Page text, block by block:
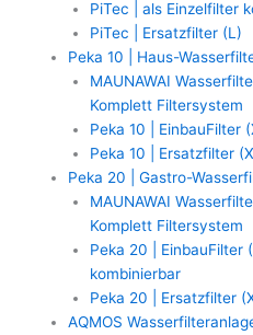
PiTec | als Einzelfilter
PiTec | Ersatzfilter (L)
Peka 10 | Haus-
MAUNAWAI
Komplett Filtersystem
Peka 10 | EinbauFilter
Peka 10 | Ersatzfilter
Peka 20 | Gastro-
MAUNAWAI
Komplett Filtersystem
Peka 20 | EinbauFilter
kombinierbar
Peka 20 | Ersatzfilter
AQMOS